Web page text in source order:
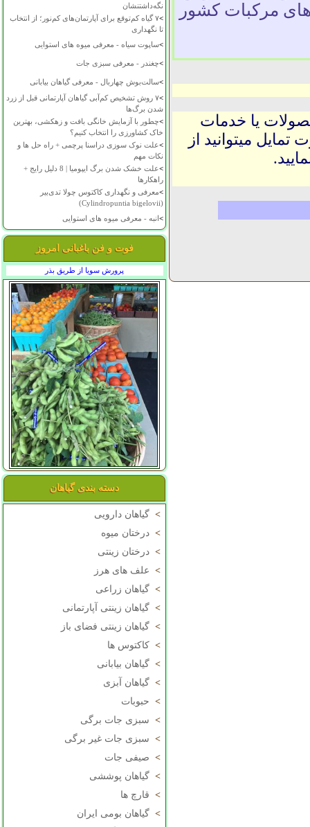
نگه‌داشتنشان
>
۷ گیاه کم‌توقع برای آپارتمان‌های کم‌نور؛ از انتخاب
تا نگهداری
>ساپوت سیاه - معرفی میوه های استوایی
>چغندر - معرفی سبزی جات
>سالت‌بوش چهاربال - معرفی گیاهان بیابانی
>
۷ روش تشخیص کم‌آبی گیاهان آپارتمانی قبل از زرد
شدن برگ‌ها
>چطور با آزمایش خانگی بافت و زهکشی، بهترین
خاک کشاورزی را انتخاب کنیم؟
>علت نوک سوزی دراسنا پرچمی + راه حل ها و
نکات مهم
>
علت خشک شدن برگ ایپومیا | 8 دلیل رایج +
راهکارها
>معرفی و نگهداری کاکتوس چولا تدی‌بیر
(Cylindropuntia bigelovii)
>انبه - معرفی میوه های استوایی
فوت و فن باغبانی امروز
پرورش سویا از طریق بذر
دسته بندی گیاهان
> گیاهان دارویی
> درختان میوه
> درختان زینتی
> علف های هرز
> گیاهان زراعی
> گیاهان زینتی آپارتمانی
> گیاهان زینتی فضای باز
> کاکتوس ها
> گیاهان بیابانی
> گیاهان آبزی
> حبوبات
> سبزی جات برگی
> سبزی جات غیر برگی
> صیفی جات
> گیاهان پوششی
> قارچ ها
> گیاهان بومی ایران
مرکبات کشور
یا خدمات
میتوانید از